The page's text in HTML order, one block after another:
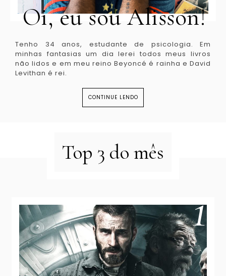
Oi, eu sou Alisson!
Tenho 34 anos, estudante de psicologia. Em
minhas fantasias um dia lerei todos meus livros
não lidos e em meu reino Beyoncé é rainha e David
Levithan é rei.
CONTINUE LENDO
Top 3 do mês